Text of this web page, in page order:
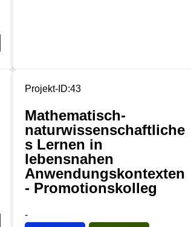
Projekt-ID:43
Mathematisch-
naturwissenschaftliche
s Lernen in
lebensnahen
Anwendungskontexten
- Promotionskolleg
-